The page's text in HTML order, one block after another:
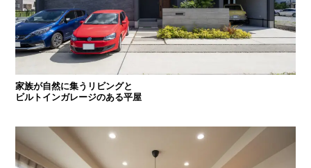
家族が自然に集うリビングと
ビルトインガレージのある平屋